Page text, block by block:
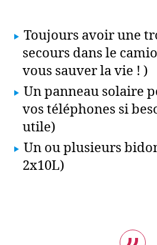
Toujours avoir une
secours dans le
vous sauver la vie ! )
Un panneau solaire
vos téléphones si
utile)
Un ou plusieurs
2x10L)